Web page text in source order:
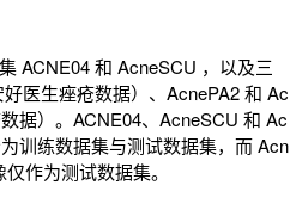
ACNE04 和 AcneSCU ，以及三
医生痤疮数据）、AcnePA2 和 Ac
据）。ACNE04、AcneSCU 和 Ac
训练数据集与测试数据集，而 Acn
作为测试数据集。